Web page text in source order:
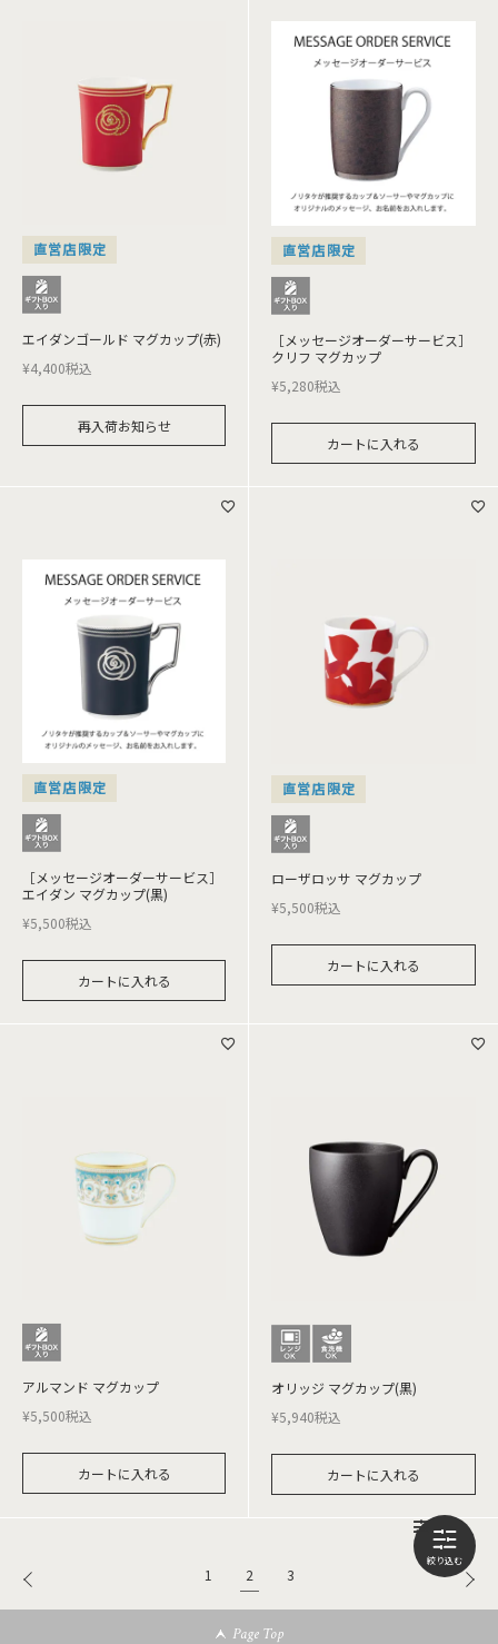
直営店限定
エイダンゴールド マグカップ(赤)
¥4,400税込
再入荷お知らせ
直営店限定
［メッセージオーダーサービス］
クリフ マグカップ
¥5,280税込
カートに入れる
直営店限定
［メッセージオーダーサービス］
エイダン マグカップ(黒)
¥5,500税込
カートに入れる
直営店限定
ローザロッサ マグカップ
¥5,500税込
カートに入れる
アルマンド マグカップ
¥5,500税込
カートに入れる
オリッジ マグカップ(黒)
¥5,940税込
カートに入れる
1 2 3
Page Top